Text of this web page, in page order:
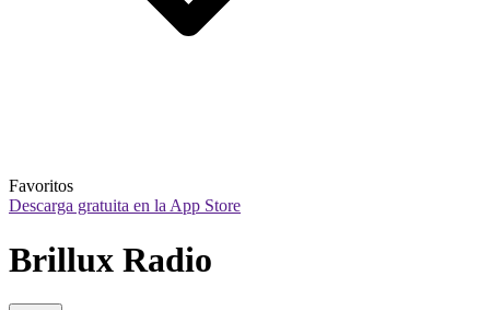
Favoritos
Descarga gratuita en la App Store
Brillux Radio